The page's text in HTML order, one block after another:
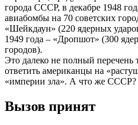
города СССР, в декабре 1948
авиабомбы на 70 советских
«Шейкдаун» (220 ядерных
1949 года – «Дропшот» (300
городов).
Это далеко не полный перечень
ответить американцы на
«империи зла». А что же СССР?
Вызов принят